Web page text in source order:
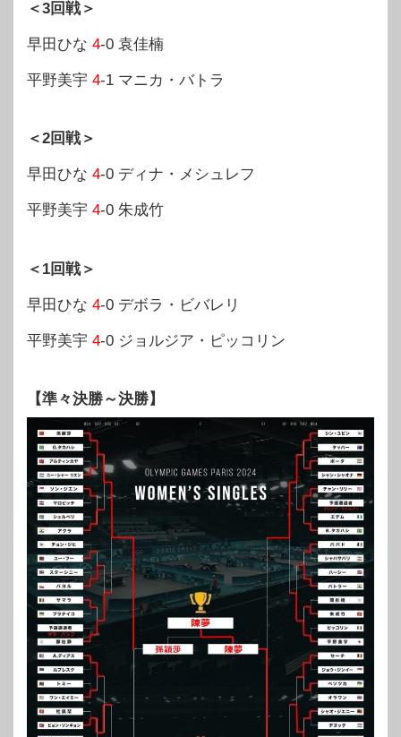
＜3回戦＞
早田ひな 4-0 袁佳楠
平野美宇 4-1 マニカ・バトラ
＜2回戦＞
早田ひな 4-0 ディナ・メシュレフ
平野美宇 4-0 朱成竹
＜1回戦＞
早田ひな 4-0 デボラ・ビバレリ
平野美宇 4-0 ジョルジア・ピッコリン
【準々決勝～決勝】